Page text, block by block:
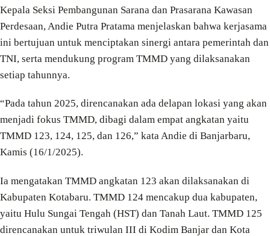
Kepala Seksi Pembangunan Sarana dan Prasarana Kawasan
Perdesaan, Andie Putra Pratama menjelaskan bahwa kerjasama
ini bertujuan untuk menciptakan sinergi antara pemerintah dan
TNI, serta mendukung program TMMD yang dilaksanakan
setiap tahunnya.
“Pada tahun 2025, direncanakan ada delapan lokasi yang akan
menjadi fokus TMMD, dibagi dalam empat angkatan yaitu
TMMD 123, 124, 125, dan 126,” kata Andie di Banjarbaru,
Kamis (16/1/2025).
Ia mengatakan TMMD angkatan 123 akan dilaksanakan di
Kabupaten Kotabaru. TMMD 124 mencakup dua kabupaten,
yaitu Hulu Sungai Tengah (HST) dan Tanah Laut. TMMD 125
direncanakan untuk triwulan III di Kodim Banjar dan Kota